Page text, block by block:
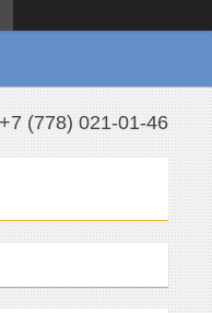
+7 (778) 021-01-46